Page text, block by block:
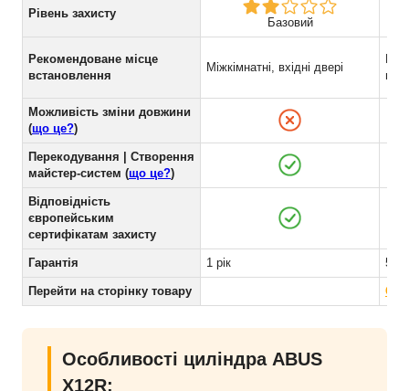
Рівень захисту
Базовий
Рекомендоване місце
встановлення
Міжкімнатні, вхідні двері
Можливість зміни довжини
(що це?)
Перекодування | Створення
майстер-систем (що це?)
Відповідність
європейським
сертифікатам захисту
Гарантія 1 рік 5
Перейти на сторінку товару
Особливості циліндра ABUS
X12R: